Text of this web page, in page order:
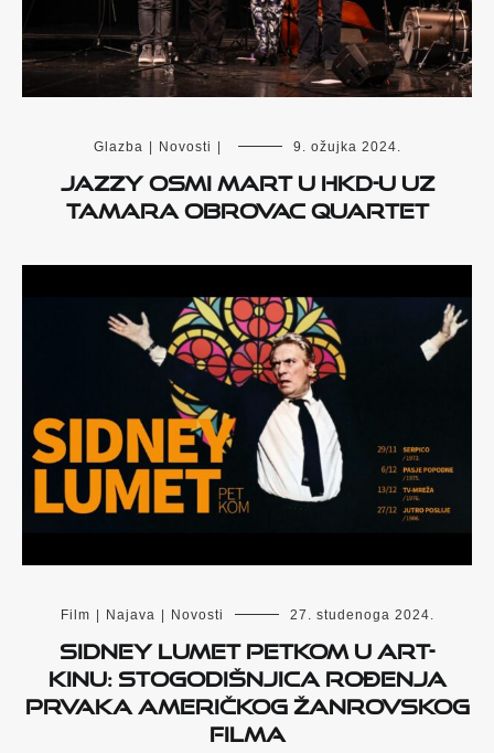
Glazba Novosti 9. ožujka 2024.
Jazzy Osmi mart u HKD-u uz
Tamara Obrovac Quartet
Film Najava Novosti 27. studenoga 2024.
Sidney Lumet petkom u Art-
kinu: Stogodišnjica rođenja
prvaka američkog žanrovskog
filma